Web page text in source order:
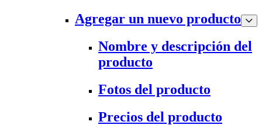
Agregar un nuevo producto
Nombre y descripción del
producto
Fotos del producto
Precios del producto